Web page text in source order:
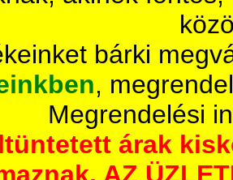
bárki
,
Megrendelési
árak